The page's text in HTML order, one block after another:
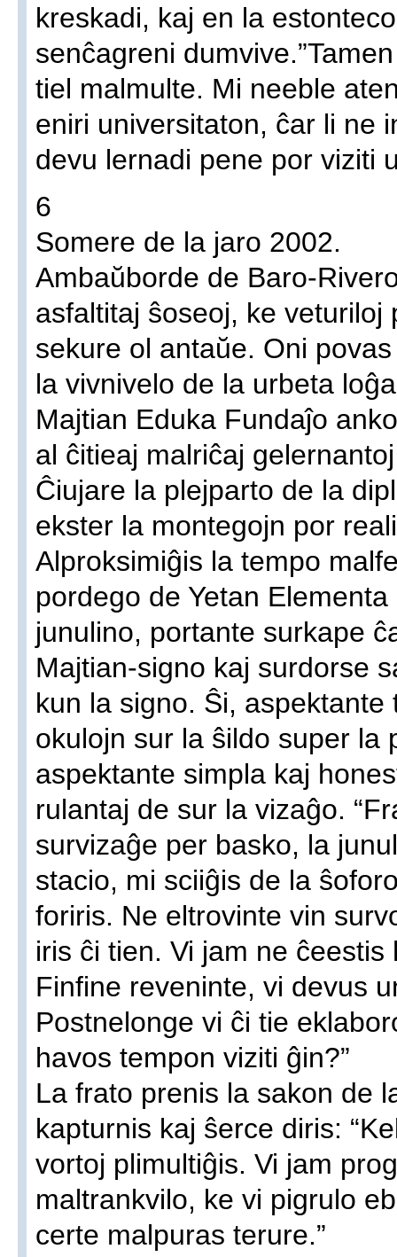
kreskadi, kaj en la
senĉagreni
tiel malmulte. Mi neeble
eniri universitaton, ĉar li ne
devu lernadi pene por viziti
6
Somere de la jaro 2002.
Ambaŭborde de Baro-
asfaltitaj ŝoseoj, ke veturiloj
sekure ol antaŭe. Oni
la vivnivelo de la urbeta
Majtian Eduka Fundaĵo
al ĉitieaj malriĉaj
Ĉiujare la plejparto de la
ekster la montegojn por
Alproksimiĝis la tempo
pordego de Yetan
junulino, portante surkape
Majtian-signo kaj surdorse
kun la signo. Ŝi,
okulojn sur la ŝildo super la
aspektante simpla kaj
rulantaj de sur la vizaĝo.
survizaĝe per basko, la
stacio, mi sciiĝis de la
foriris. Ne eltrovinte vin
iris ĉi tien. Vi jam ne
Finfine reveninte, vi devus
Postnelonge vi ĉi tie
havos tempon viziti ĝin?”
La frato prenis la sakon de
kapturnis kaj ŝerce diris:
vortoj plimultiĝis. Vi jam
maltrankvilo, ke vi pigrulo
certe malpuras terure.”